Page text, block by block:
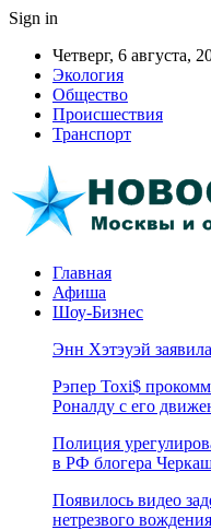
Sign in
Четверг, 6 августа,
Экология
Общество
Происшествия
Транспорт
Главная
Афиша
Шоу-Бизнес
Энн Хэтэуэй
Рэпер Toxi$
Роналду с его
Полиция
в РФ блогера
Появилось видео
нетрезвого вождения